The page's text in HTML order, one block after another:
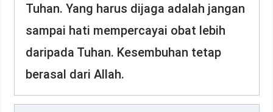
Tuhan. Yang harus dijaga adalah jangan
sampai hati mempercayai obat lebih
daripada Tuhan. Kesembuhan tetap
berasal dari Allah.